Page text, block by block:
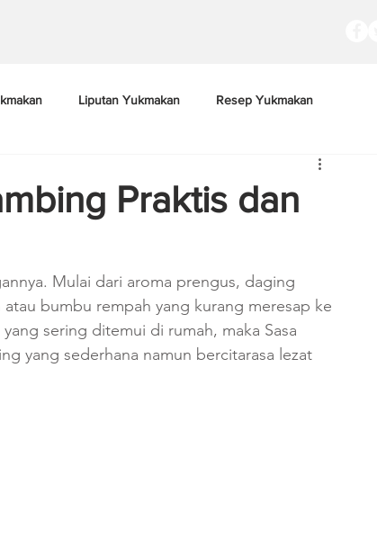
Liputan Yukmakan Resep Yukmakan
Praktis dan
Mulai dari aroma prengus, daging
bumbu rempah yang kurang meresap ke
sering ditemui di rumah, maka Sasa
yang sederhana namun bercitarasa lezat